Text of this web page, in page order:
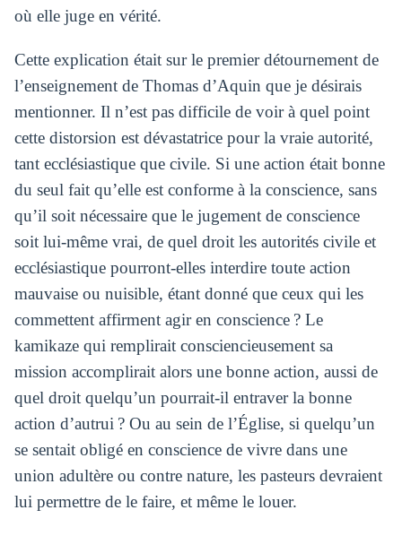
où elle juge en vérité.
Cette explication était sur le premier détournement de
l’enseignement de Thomas d’Aquin que je désirais
mentionner. Il n’est pas difficile de voir à quel point
cette distorsion est dévastatrice pour la vraie autorité,
tant ecclésiastique que civile. Si une action était bonne
du seul fait qu’elle est conforme à la conscience, sans
qu’il soit nécessaire que le jugement de conscience
soit lui-même vrai, de quel droit les autorités civile et
ecclésiastique pourront-elles interdire toute action
mauvaise ou nuisible, étant donné que ceux qui les
commettent affirment agir en conscience ? Le
kamikaze qui remplirait consciencieusement sa
mission accomplirait alors une bonne action, aussi de
quel droit quelqu’un pourrait-il entraver la bonne
action d’autrui ? Ou au sein de l’Église, si quelqu’un
se sentait obligé en conscience de vivre dans une
union adultère ou contre nature, les pasteurs devraient
lui permettre de le faire, et même le louer.